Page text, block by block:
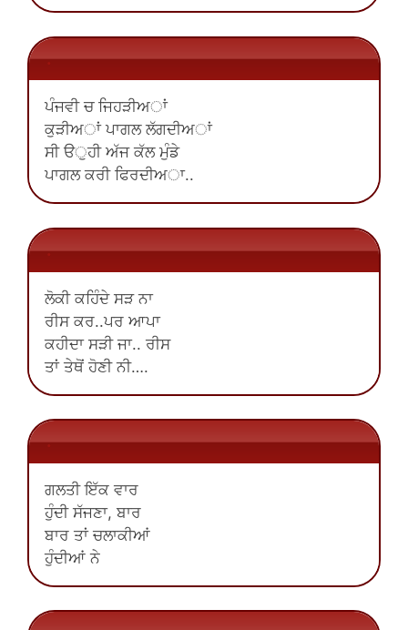
.
ਪੰਜਵੀ ਚ ਜਿਹੜੀਅਾਂ
ਕੁੜੀਅਾਂ ਪਾਗਲ ਲੱਗਦੀਅਾਂ
ਸੀ ੳੁਹੀ ਅੱਜ ਕੱਲ ਮੁੰਡੇ
ਪਾਗਲ ਕਰੀ ਫਿਰਦੀਅਾ..
.
ਲੋਕੀ ਕਹਿੰਦੇ ਸੜ ਨਾ
ਰੀਸ ਕਰ..ਪਰ ਆਪਾ
ਕਹੀਦਾ ਸੜੀ ਜਾ.. ਰੀਸ
ਤਾਂ ਤੇਥੋਂ ਹੋਣੀ ਨੀ….
.
ਗਲਤੀ ਇੱਕ ਵਾਰ
ਹੁੰਦੀ ਸੱਜਣਾ, ਬਾਰ
ਬਾਰ ਤਾਂ ਚਲਾਕੀਆਂ
ਹੁੰਦੀਆਂ ਨੇ